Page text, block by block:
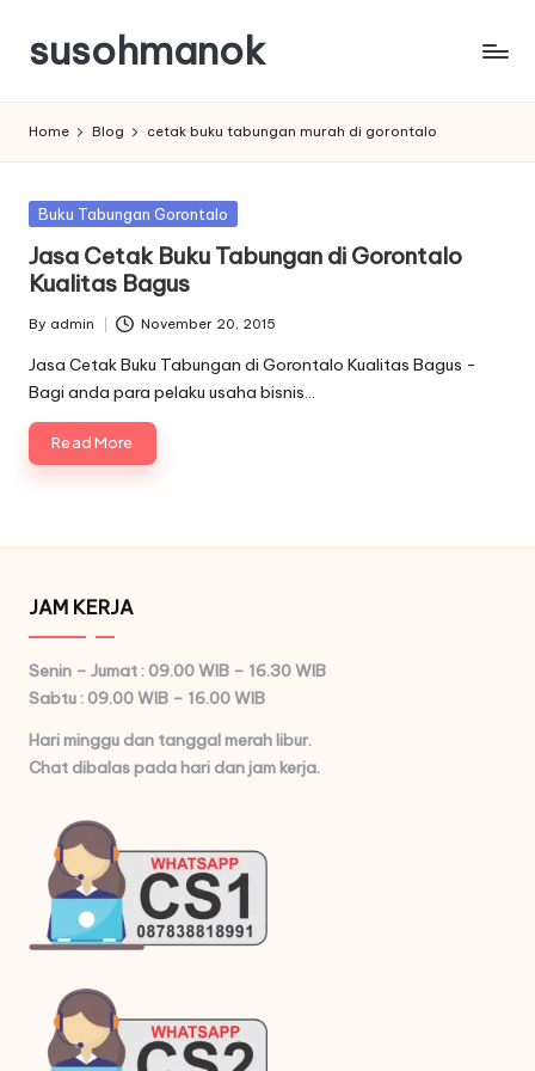
Skip
content
susohmanok
Home Blog cetak buku tabungan murah di gorontalo
Posted
Buku Tabungan Gorontalo
Jasa Cetak Buku Tabungan di Gorontalo
Kualitas Bagus
Posted
by
By admin November 20, 2015
Jasa Cetak Buku Tabungan di Gorontalo Kualitas Bagus -
Bagi anda para pelaku usaha bisnis…
Read More
JAM KERJA
Senin – Jumat : 09.00 WIB – 16.30 WIB
Sabtu : 09.00 WIB – 16.00 WIB
Hari minggu dan tanggal merah libur.
Chat dibalas pada hari dan jam kerja.